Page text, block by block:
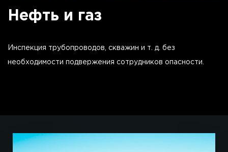
Нефть и газ
Инспекция трубопроводов, скважин и т. д. без
необходимости подвержения сотрудников опасности.